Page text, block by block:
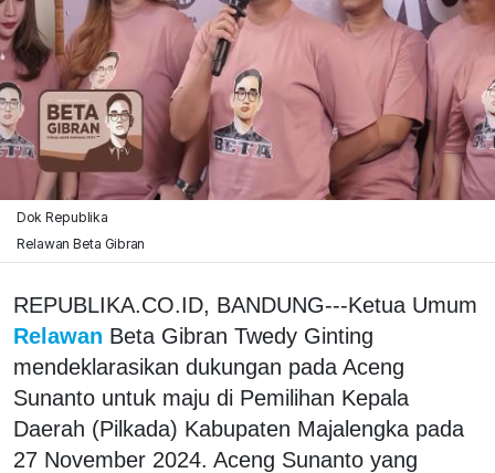
Dok Republika
Relawan Beta Gibran
REPUBLIKA.CO.ID, BANDUNG---Ketua Umum
Relawan Beta Gibran Twedy Ginting
mendeklarasikan dukungan pada Aceng
Sunanto untuk maju di Pemilihan Kepala
Daerah (Pilkada) Kabupaten Majalengka pada
27 November 2024. Aceng Sunanto yang